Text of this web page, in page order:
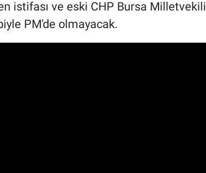
istifası ve eski CHP Bursa Milletvekili
PM'de olmayacak.